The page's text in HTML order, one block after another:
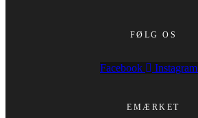
FØLG OS
Facebook Instagram
EMÆRKET